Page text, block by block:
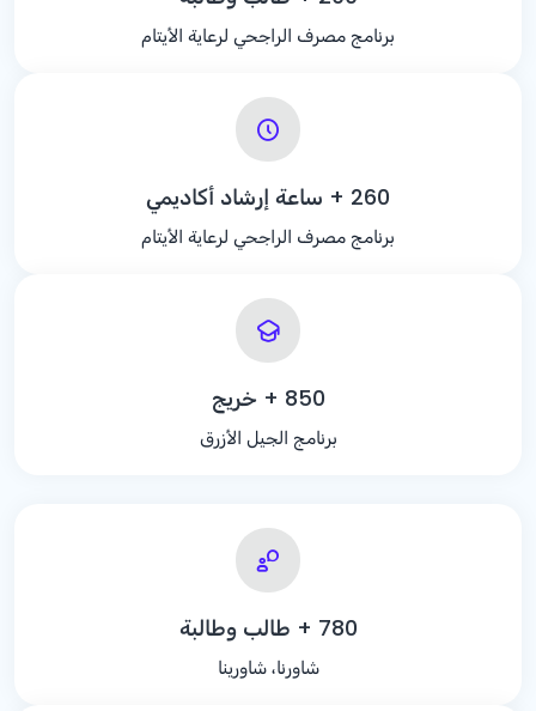
برنامج مصرف الراجحي لرعاية الأيتام
+ 260 ساعة إرشاد أكاديمي
برنامج مصرف الراجحي لرعاية الأيتام
+ 850 خريج
برنامج الجيل الأزرق
+ 780 طالب وطالبة
شاورنا، شاورينا